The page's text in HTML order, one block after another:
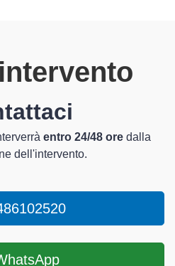
entro 24/48 ore dalla
dell'intervento.